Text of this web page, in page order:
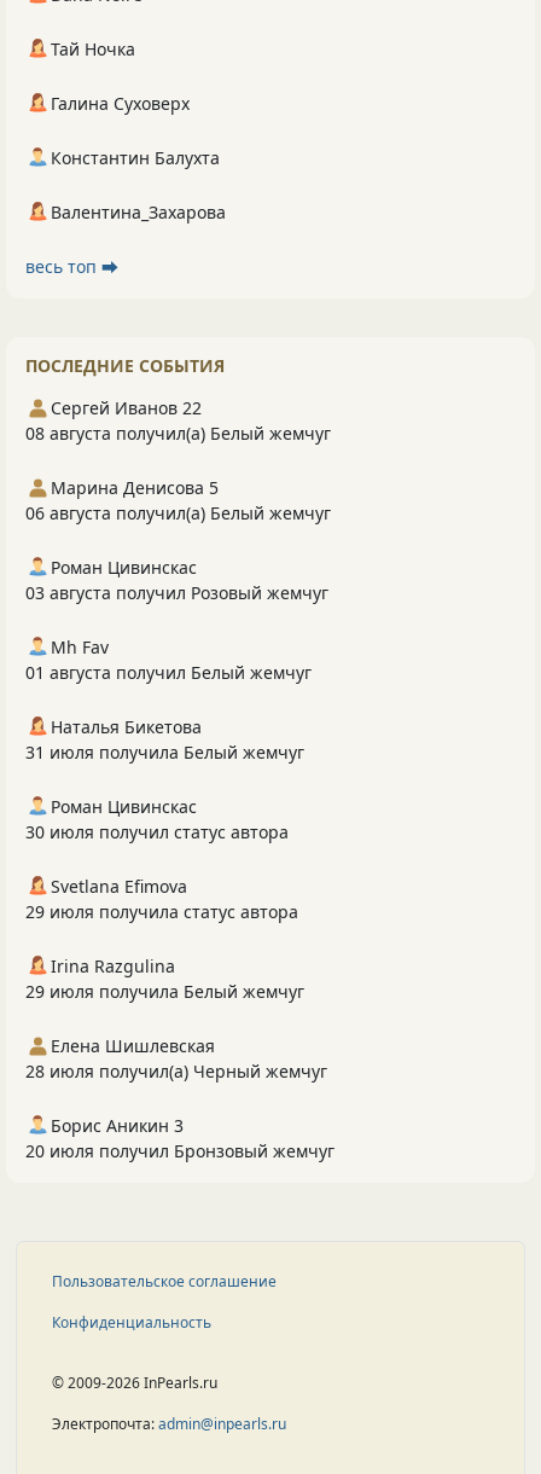
Тай Ночка
Галина Суховерх
Константин Балухта
Валентина_Захарова
весь топ ⮕
ПОСЛЕДНИЕ СОБЫТИЯ
Сергей Иванов 22
08 августа получил(а) Белый жемчуг
Марина Денисова 5
06 августа получил(а) Белый жемчуг
Роман Цивинскас
03 августа получил Розовый жемчуг
Mh Fav
01 августа получил Белый жемчуг
Наталья Бикетова
31 июля получила Белый жемчуг
Роман Цивинскас
30 июля получил статус автора
Svetlana Efimova
29 июля получила статус автора
Irina Razgulina
29 июля получила Белый жемчуг
Елена Шишлевская
28 июля получил(а) Черный жемчуг
Борис Аникин 3
20 июля получил Бронзовый жемчуг
Пользовательское соглашение
Конфиденциальность
© 2009-2026 InPearls.ru
Электропочта:admin@inpearls.ru